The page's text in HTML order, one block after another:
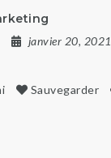
janvier 20, 2021
Sauvegarder